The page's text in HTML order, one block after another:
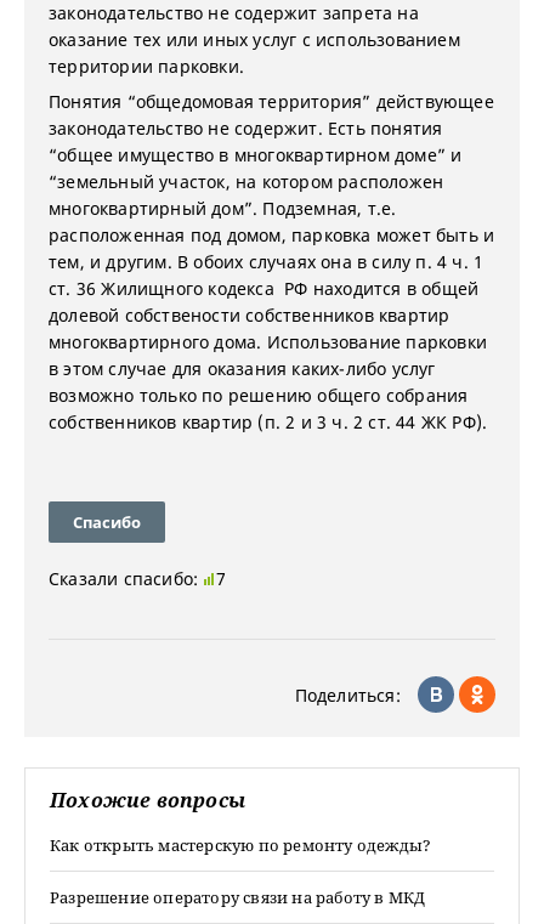
законодательство не содержит запрета на
оказание тех или иных услуг с использованием
территории парковки.
Понятия “общедомовая территория” действующее
законодательство не содержит. Есть понятия
“общее имущество в многоквартирном доме” и
“земельный участок, на котором расположен
многоквартирный дом”. Подземная, т.е.
расположенная под домом, парковка может быть и
тем, и другим. В обоих случаях она в силу п. 4 ч. 1
ст. 36 Жилищного кодекса РФ находится в общей
долевой собствености собственников квартир
многоквартирного дома. Использование парковки
в этом случае для оказания каких-либо услуг
возможно только по решению общего собрания
собственников квартир (п. 2 и 3 ч. 2 ст. 44 ЖК РФ).
Спасибо
Сказали спасибо: 7
Поделиться:
Похожие вопросы
Как открыть мастерскую по ремонту одежды?
Разрешение оператору связи на работу в МКД